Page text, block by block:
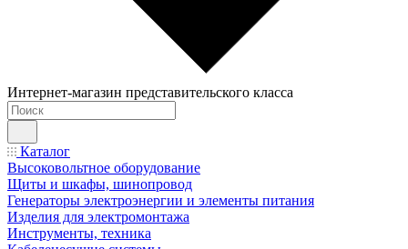
Интернет-магазин представительского класса
Каталог
Высоковольтное оборудование
Щиты и шкафы, шинопровод
Генераторы электроэнергии и элементы питания
Изделия для электромонтажа
Инструменты, техника